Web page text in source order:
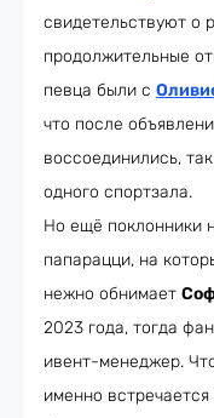
свидетельствуют о
продолжительные
певца были с
что после
воссоединились,
одного спортзала.
Но ещё поклонники
папарацци, на
нежно обнимает
2023 года, тогда
ивент-менеджер.
именно